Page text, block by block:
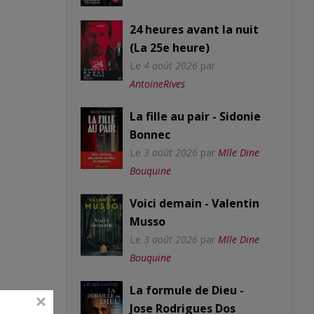
24 heures avant la nuit
(La 25e heure)
Le 4 août 2026 par
AntoineRives
La fille au pair - Sidonie
Bonnec
Le 3 août 2026 par Mlle Dine
Bouquine
Voici demain - Valentin
Musso
Le 3 août 2026 par Mlle Dine
Bouquine
La formule de Dieu -
Jose Rodrigues Dos